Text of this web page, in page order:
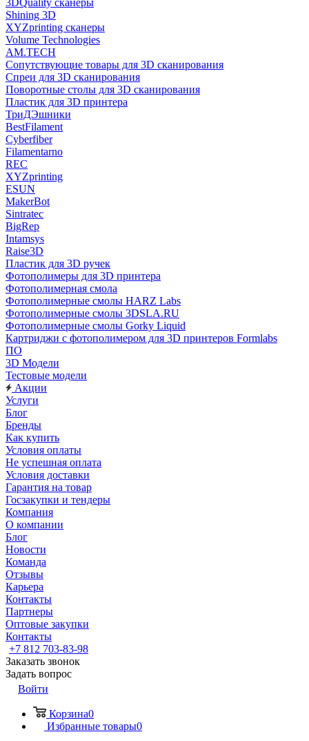
3DQuality сканеры
Shining 3D
XYZprinting сканеры
Volume Technologies
AM.TECH
Сопутствующие товары для 3D сканирования
Спреи для 3D сканирования
Поворотные столы для 3D сканирования
Пластик для 3D принтера
ТриДЭшники
BestFilament
Cyberfiber
Filamentarno
REC
XYZprinting
ESUN
MakerBot
Sintratec
BigRep
Intamsys
Raise3D
Пластик для 3D ручек
Фотополимеры для 3D принтера
Фотополимерная смола
Фотополимерные смолы HARZ Labs
Фотополимерные смолы 3DSLA.RU
Фотополимерные смолы Gorky Liquid
Картриджи с фотополимером для 3D принтеров Formlabs
ПО
3D Модели
Тестовые модели
Акции
Услуги
Блог
Бренды
Как купить
Условия оплаты
Не успешная оплата
Условия доставки
Гарантия на товар
Госзакупки и тендеры
Компания
О компании
Блог
Новости
Команда
Отзывы
Карьера
Контакты
Партнеры
Оптовые закупки
Контакты
+7 812 703-83-98
Заказать звонок
Задать вопрос
Войти
Корзина0
Избранные товары0